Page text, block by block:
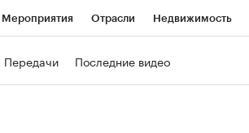
Мероприятия Отрасли Недвижимость
Передачи Последние видео